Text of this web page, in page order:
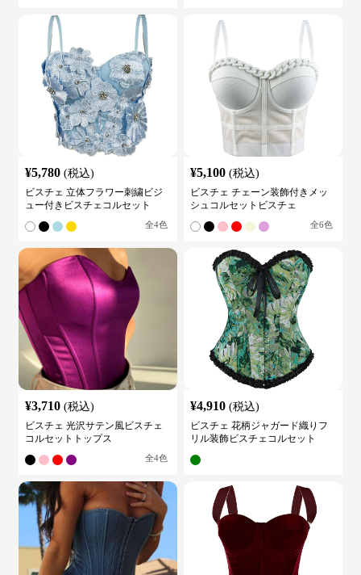
¥5,780 (税込)
ビスチェ 立体フラワー刺繍ビジ
ュー付きビスチェコルセット
全4色
¥5,100 (税込)
ビスチェ チェーン装飾付きメッ
シュコルセットビスチェ
全6色
¥3,710 (税込)
ビスチェ 光沢サテン風ビスチェ
コルセットトップス
全4色
¥4,910 (税込)
ビスチェ 花柄ジャガード織りフ
リル装飾ビスチェコルセット